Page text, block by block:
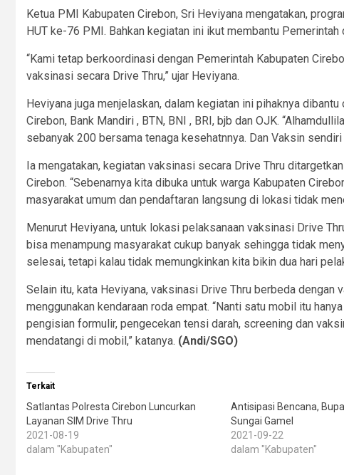
Ketua PMI Kabupaten Cirebon, Sri Heviyana mengatakan,
HUT ke-76 PMI. Bahkan kegiatan ini ikut membantu
“Kami tetap berkoordinasi dengan Pemerintah Kabupaten
vaksinasi secara Drive Thru,” ujar Heviyana.
Heviyana juga menjelaskan, dalam kegiatan ini pihaknya
Cirebon, Bank Mandiri , BTN, BNI , BRI, bjb dan OJK.
sebanyak 200 bersama tenaga kesehatnnya. Dan Vaksin
Ia mengatakan, kegiatan vaksinasi secara Drive Thru
Cirebon. “Sebenarnya kita dibuka untuk warga Kabupaten
masyarakat umum dan pendaftaran langsung di lokasi tidak
Menurut Heviyana, untuk lokasi pelaksanaan vaksinasi Drive
bisa menampung masyarakat cukup banyak sehingga tidak
selesai, tetapi kalau tidak memungkinkan kita bikin dua hari
Selain itu, kata Heviyana, vaksinasi Drive Thru berbeda dengan
menggunakan kendaraan roda empat. “Nanti satu mobil itu
pengisian formulir, pengecekan tensi darah, screening dan
mendatangi di mobil,” katanya. (Andi/SGO)
Terkait
Satlantas Polresta Cirebon Luncurkan
Layanan SIM Drive Thru
2021-08-19
dalam "Kabupaten"
Antisipasi Bencana,
Sungai Gamel
2021-09-22
dalam "Kabupaten"